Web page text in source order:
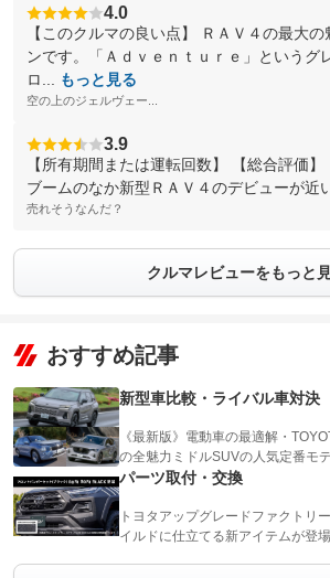
4.0
【このクルマの良い点】 ＲＡＶ４の最大
ンです。「Ａｄｖｅｎｔｕｒｅ」というグ
ロ...
もっと見る
空の上のジェルヴェー...
3.9
【所有期間または運転回数】 【総合評価
ブームのなか新型ＲＡＶ４のデビューが近
売れそうなんだ？
クルマレビューをもっと
おすすめ記事
新型車比較・ライバル車対決
《最新版》電動車の最適解・
の全魅力ミドルSUVの人気定番モ
パーツ取付・交換
トヨタアップグレードファクトリ
イルドに仕立てる新アイテムが登場